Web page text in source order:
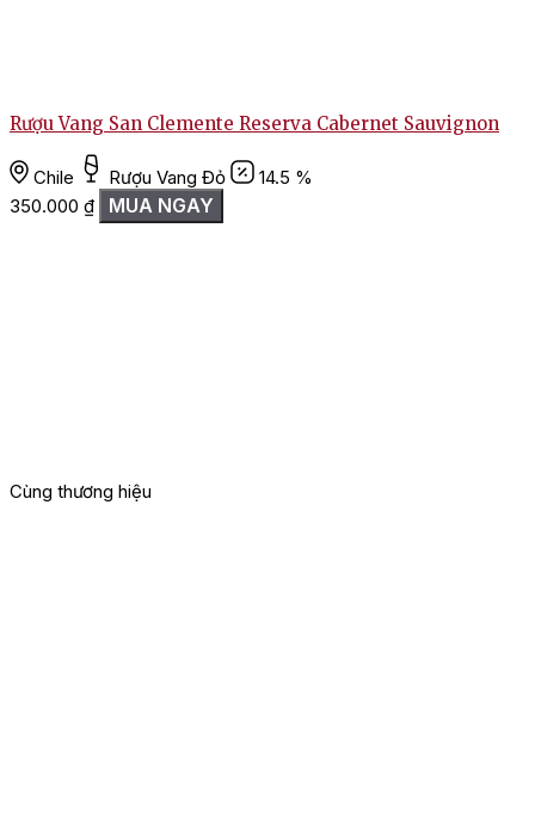
Rượu Vang San Clemente Reserva Cabernet Sauvignon
Chile Rượu Vang Đỏ
14.5 %
350.000 ₫ MUA NGAY
Cùng thương hiệu